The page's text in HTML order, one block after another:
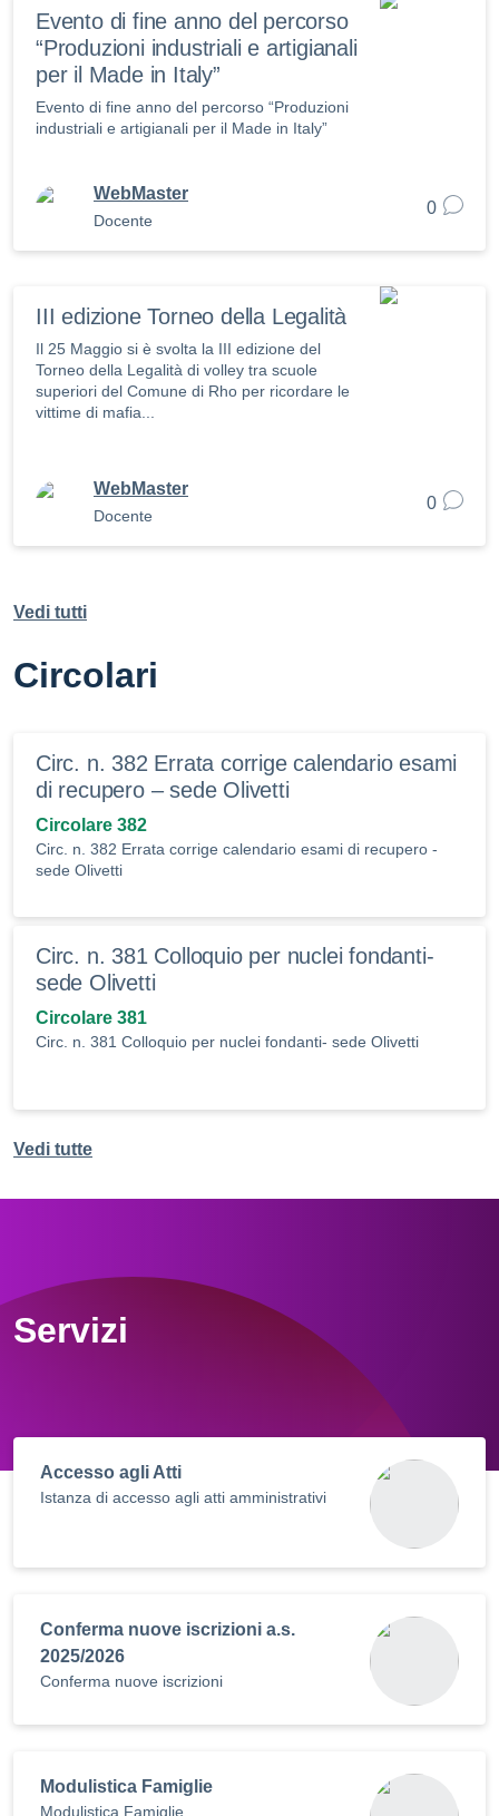
Evento di fine anno del percorso
“Produzioni industriali e artigianali
per il Made in Italy”
Evento di fine anno del percorso “Produzioni
industriali e artigianali per il Made in Italy”
WebMaster
Docente
0
III edizione Torneo della Legalità
Il 25 Maggio si è svolta la III edizione del
Torneo della Legalità di volley tra scuole
superiori del Comune di Rho per ricordare le
vittime di mafia...
WebMaster
Docente
0
Vedi tutti
Circolari
Circ. n. 382 Errata corrige calendario esami
di recupero – sede Olivetti
Circolare 382
Circ. n. 382 Errata corrige calendario esami di recupero -
sede Olivetti
Circ. n. 381 Colloquio per nuclei fondanti-
sede Olivetti
Circolare 381
Circ. n. 381 Colloquio per nuclei fondanti- sede Olivetti
Vedi tutte
Servizi
Accesso agli Atti
Istanza di accesso agli atti amministrativi
Conferma nuove iscrizioni a.s.
2025/2026
Conferma nuove iscrizioni
Modulistica Famiglie
Modulistica Famiglie